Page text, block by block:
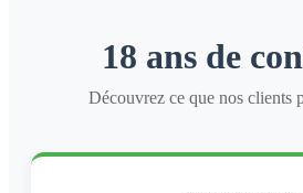
18 ans de
Découvrez ce que nos clients